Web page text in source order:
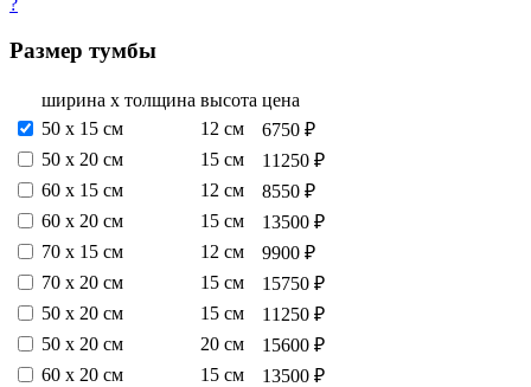
?
Размер тумбы
ширина х толщина высота цена
50 х 15 см
12 см
6750 ₽
50 х 20 см
15 см
11250 ₽
60 х 15 см
12 см
8550 ₽
60 х 20 см
15 см
13500 ₽
70 х 15 см
12 см
9900 ₽
70 х 20 см
15 см
15750 ₽
50 х 20 см
15 см
11250 ₽
50 х 20 см
20 см
15600 ₽
60 х 20 см
15 см
13500 ₽